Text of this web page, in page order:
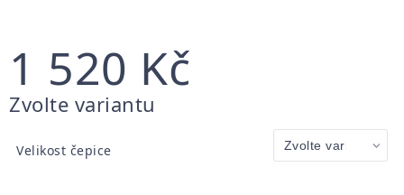
1 520 Kč
Měrná
Zvolte variantu
Velikost čepice